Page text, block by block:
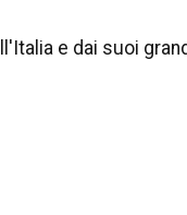
e dai suoi